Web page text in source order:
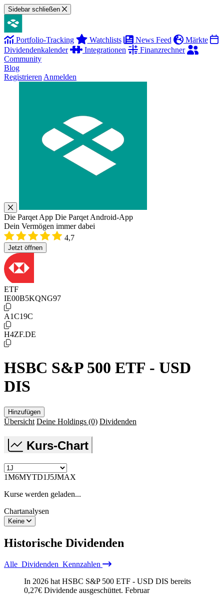
Sidebar schließen
Portfolio-Tracking Watchlists News Feed
Märkte
Dividendenkalender
Integrationen
Finanzrechner
Community
Blog
Registrieren Anmelden
Die Parqet App Die Parqet Android-App
Dein Vermögen immer dabei
4,7
Jetzt öffnen
ETF
IE00B5KQNG97
A1C19C
H4ZF.DE
HSBC S&P 500 ETF - USD
DIS
Hinzufügen
Übersicht Deine Holdings (0) Dividenden
Kurs-Chart
1M6MYTD1J5JMAX
Kurse werden geladen...
Chartanalysen
Keine
Historische Dividenden
Alle Dividenden Kennzahlen
In 2026 hat HSBC S&P 500 ETF - USD DIS bereits
0,27€ Dividende ausgeschüttet. Februar